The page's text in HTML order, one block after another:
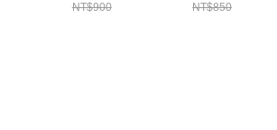
NT$900 NT$850